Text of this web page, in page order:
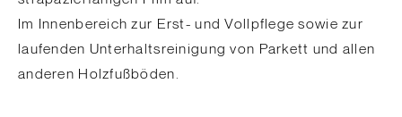
Im Innenbereich zur Erst- und Vollpflege sowie zur
laufenden Unterhaltsreinigung von Parkett und allen
anderen Holzfußböden.